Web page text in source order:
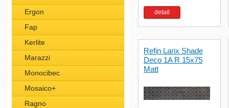
Ergon
Fap
Kerlite
Marazzi
Monocibec
Mosaico+
Ragno
detail
Refin Larix Shade
Deco 1A R 15x75
Matt